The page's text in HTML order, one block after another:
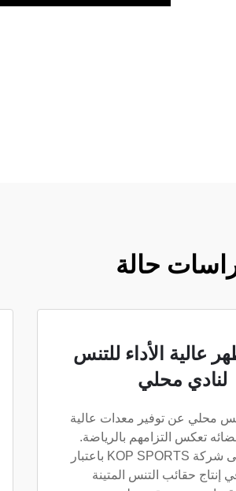
حالة
عالية الأداء للتنس
لنادي محلي
محلي عن توفير معدات عالية
تعكس التزامهم بالرياضة.
وقد لجأوا إلى شركة KOP SPORTS باعتبار
إنتاج حقائب التنس المتينة